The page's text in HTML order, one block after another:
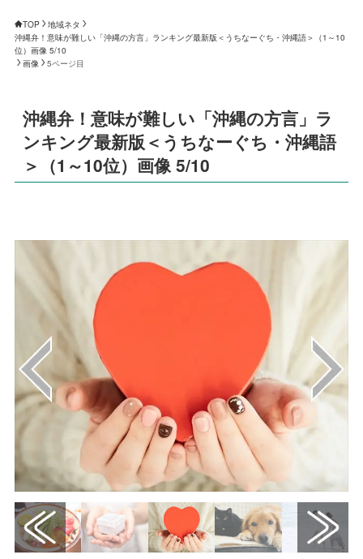
TOP
地域ネタ
沖縄弁！意味が難しい「沖縄の方言」ランキング最新版＜うちなーぐち・沖縄語＞（1～10
位）画像 5/10
画像
5ページ目
沖縄弁！意味が難しい「沖縄の方言」ラ
ンキング最新版＜うちなーぐち・沖縄語
＞（1～10位）画像 5/10